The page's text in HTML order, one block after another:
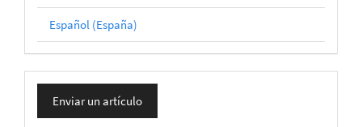
Español (España)
Enviar
unEnviar un artículo